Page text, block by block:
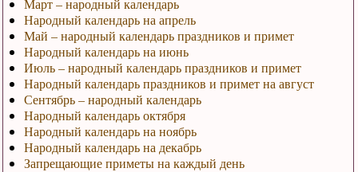
Народный календарь на апрель
Май – народный календарь праздников и примет
Народный календарь на июнь
Июль – народный календарь праздников и примет
Народный календарь праздников и примет на август
Сентябрь – народный календарь
Народный календарь октября
Народный календарь на ноябрь
Народный календарь на декабрь
Запрещающие приметы на каждый день